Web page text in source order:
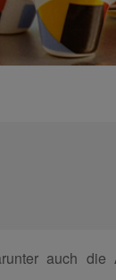
auch die